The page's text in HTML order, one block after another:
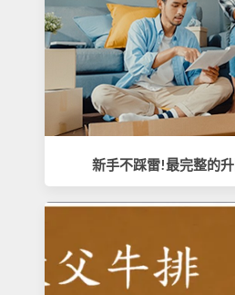
新手不踩雷!最完整的